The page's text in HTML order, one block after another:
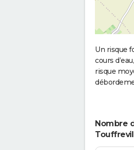
Un risque
cours
risque
Nombre